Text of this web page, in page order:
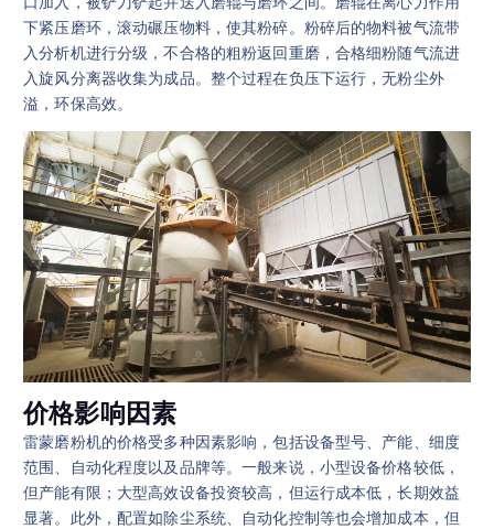
下紧压磨环，滚动碾压物料，使其粉碎。粉碎后的物料被气流带
入分析机进行分级，不合格的粗粉返回重磨，合格细粉随气流进
入旋风分离器收集为成品。整个过程在负压下运行，无粉尘外
溢，环保高效。
价格影响因素
雷蒙磨粉机的价格受多种因素影响，包括设备型号、产能、细度
范围、自动化程度以及品牌等。一般来说，小型设备价格较低，
但产能有限；大型高效设备投资较高，但运行成本低，长期效益
显著。此外，配置如除尘系统、自动化控制等也会增加成本，但